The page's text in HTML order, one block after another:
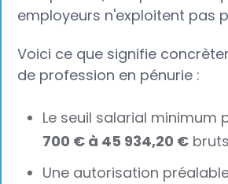
employeurs n'exploitent pas
Voici ce que signifie
de profession en pénurie :
Le seuil salarial minimum
700 € à 45 934,20 €
Une autorisation